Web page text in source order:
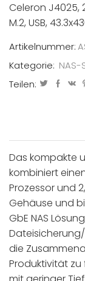
Celeron J4025,
M.2, USB,
Artikelnummer:
Kategorie:
Teilen:
Das kompakte
kombiniert
Prozessor und
Gehäuse und
GbE NAS
die
Produktivität